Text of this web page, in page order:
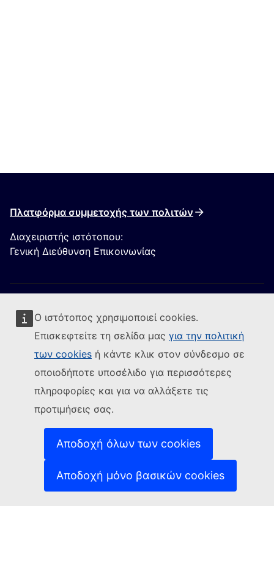
Ο ιστότοπος χρησιμοποιεί cookies.
Επισκεφτείτε τη σελίδα μας για την πολιτική
των cookies ή κάντε κλικ στον σύνδεσμο σε
οποιοδήποτε υποσέλιδο για περισσότερες
πληροφορίες και για να αλλάξετε τις
προτιμήσεις σας.
Αποδοχή όλων των cookies
Αποδοχή μόνο βασικών cookies
Πλατφόρμα συμμετοχής των πολιτών
Διαχειριστής ιστότοπου:
Γενική Διεύθυνση Επικοινωνίας
Ακολουθήστε την Ευρωπαϊκή Επιτροπή
Επικοινωνήστε μαζί μας
(Εξωτερική σύνδεση)
Αναφορά τρωτού σημείου ΤΠ (Εξωτερική σύνδεση)
Γλώσσες στις οποίες είναι διαθέσιμοι οι ιστότοποί
(Εξωτερική σύνδεση)
(Εξωτερική σύνδεση)
Πολιτική απορρήτου
Ανακοίνωση νομικού περιεχομένου
(Εξωτερική
Δυνατότητα πρόσβασης